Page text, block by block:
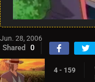
Jun. 28, 2006
Shared 0
4 - 159